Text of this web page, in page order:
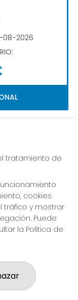
08-2026
tratamiento de
cookies
tráfico y mostrar
Puede
la Política de